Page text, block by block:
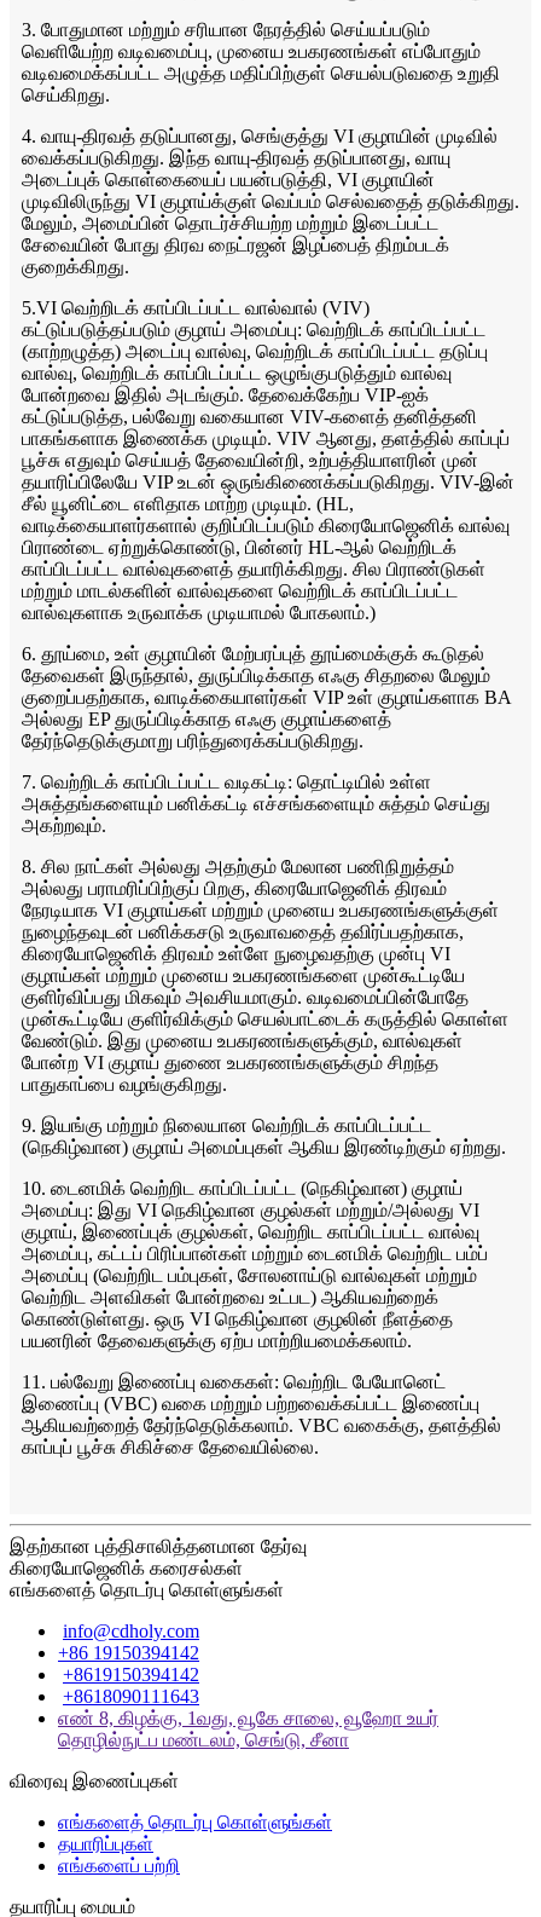
3. போதுமான மற்றும் சரியான நேரத்தில் செய்யப்படும்
வெளியேற்ற வடிவமைப்பு, முனைய உபகரணங்கள் எப்போதும்
வடிவமைக்கப்பட்ட அழுத்த மதிப்பிற்குள் செயல்படுவதை உறுதி
செய்கிறது.
4. வாயு-திரவத் தடுப்பானது, செங்குத்து VI குழாயின் முடிவில்
வைக்கப்படுகிறது. இந்த வாயு-திரவத் தடுப்பானது, வாயு
அடைப்புக் கொள்கையைப் பயன்படுத்தி, VI குழாயின்
முடிவிலிருந்து VI குழாய்க்குள் வெப்பம் செல்வதைத் தடுக்கிறது.
மேலும், அமைப்பின் தொடர்ச்சியற்ற மற்றும் இடைப்பட்ட
சேவையின் போது திரவ நைட்ரஜன் இழப்பைத் திறம்படக்
குறைக்கிறது.
5.VI வெற்றிடக் காப்பிடப்பட்ட வால்வால் (VIV)
கட்டுப்படுத்தப்படும் குழாய் அமைப்பு: வெற்றிடக் காப்பிடப்பட்ட
(காற்றழுத்த) அடைப்பு வால்வு, வெற்றிடக் காப்பிடப்பட்ட தடுப்பு
வால்வு, வெற்றிடக் காப்பிடப்பட்ட ஒழுங்குபடுத்தும் வால்வு
போன்றவை இதில் அடங்கும். தேவைக்கேற்ப VIP-ஐக்
கட்டுப்படுத்த, பல்வேறு வகையான VIV-களைத் தனித்தனி
பாகங்களாக இணைக்க முடியும். VIV ஆனது, தளத்தில் காப்புப்
பூச்சு எதுவும் செய்யத் தேவையின்றி, உற்பத்தியாளரின் முன்
தயாரிப்பிலேயே VIP உடன் ஒருங்கிணைக்கப்படுகிறது. VIV-இன்
சீல் யூனிட்டை எளிதாக மாற்ற முடியும். (HL,
வாடிக்கையாளர்களால் குறிப்பிடப்படும் கிரையோஜெனிக் வால்வு
பிராண்டை ஏற்றுக்கொண்டு, பின்னர் HL-ஆல் வெற்றிடக்
காப்பிடப்பட்ட வால்வுகளைத் தயாரிக்கிறது. சில பிராண்டுகள்
மற்றும் மாடல்களின் வால்வுகளை வெற்றிடக் காப்பிடப்பட்ட
வால்வுகளாக உருவாக்க முடியாமல் போகலாம்.)
6. தூய்மை, உள் குழாயின் மேற்பரப்புத் தூய்மைக்குக் கூடுதல்
தேவைகள் இருந்தால், துருப்பிடிக்காத எஃகு சிதறலை மேலும்
குறைப்பதற்காக, வாடிக்கையாளர்கள் VIP உள் குழாய்களாக BA
அல்லது EP துருப்பிடிக்காத எஃகு குழாய்களைத்
தேர்ந்தெடுக்குமாறு பரிந்துரைக்கப்படுகிறது.
7. வெற்றிடக் காப்பிடப்பட்ட வடிகட்டி: தொட்டியில் உள்ள
அசுத்தங்களையும் பனிக்கட்டி எச்சங்களையும் சுத்தம் செய்து
அகற்றவும்.
8. சில நாட்கள் அல்லது அதற்கும் மேலான பணிநிறுத்தம்
அல்லது பராமரிப்பிற்குப் பிறகு, கிரையோஜெனிக் திரவம்
நேரடியாக VI குழாய்கள் மற்றும் முனைய உபகரணங்களுக்குள்
நுழைந்தவுடன் பனிக்கசடு உருவாவதைத் தவிர்ப்பதற்காக,
கிரையோஜெனிக் திரவம் உள்ளே நுழைவதற்கு முன்பு VI
குழாய்கள் மற்றும் முனைய உபகரணங்களை முன்கூட்டியே
குளிர்விப்பது மிகவும் அவசியமாகும். வடிவமைப்பின்போதே
முன்கூட்டியே குளிர்விக்கும் செயல்பாட்டைக் கருத்தில் கொள்ள
வேண்டும். இது முனைய உபகரணங்களுக்கும், வால்வுகள்
போன்ற VI குழாய் துணை உபகரணங்களுக்கும் சிறந்த
பாதுகாப்பை வழங்குகிறது.
9. இயங்கு மற்றும் நிலையான வெற்றிடக் காப்பிடப்பட்ட
(நெகிழ்வான) குழாய் அமைப்புகள் ஆகிய இரண்டிற்கும் ஏற்றது.
10. டைனமிக் வெற்றிட காப்பிடப்பட்ட (நெகிழ்வான) குழாய்
அமைப்பு: இது VI நெகிழ்வான குழல்கள் மற்றும்/அல்லது VI
குழாய், இணைப்புக் குழல்கள், வெற்றிட காப்பிடப்பட்ட வால்வு
அமைப்பு, கட்டப் பிரிப்பான்கள் மற்றும் டைனமிக் வெற்றிட பம்ப்
அமைப்பு (வெற்றிட பம்புகள், சோலனாய்டு வால்வுகள் மற்றும்
வெற்றிட அளவிகள் போன்றவை உட்பட) ஆகியவற்றைக்
கொண்டுள்ளது. ஒரு VI நெகிழ்வான குழலின் நீளத்தை
பயனரின் தேவைகளுக்கு ஏற்ப மாற்றியமைக்கலாம்.
11. பல்வேறு இணைப்பு வகைகள்: வெற்றிட பேயோனெட்
இணைப்பு (VBC) வகை மற்றும் பற்றவைக்கப்பட்ட இணைப்பு
ஆகியவற்றைத் தேர்ந்தெடுக்கலாம். VBC வகைக்கு, தளத்தில்
காப்புப் பூச்சு சிகிச்சை தேவையில்லை.
இதற்கான புத்திசாலித்தனமான தேர்வு
கிரையோஜெனிக் கரைசல்கள்
எங்களைத் தொடர்பு கொள்ளுங்கள்
info@cdholy.com
+86 19150394142
+8619150394142
+8618090111643
எண் 8, கிழக்கு, 1வது, வூகே சாலை, வூஹோ உயர்
தொழில்நுட்ப மண்டலம், செங்டு, சீனா
விரைவு இணைப்புகள்
எங்களைத் தொடர்பு கொள்ளுங்கள்
தயாரிப்புகள்
எங்களைப் பற்றி
தயாரிப்பு மையம்